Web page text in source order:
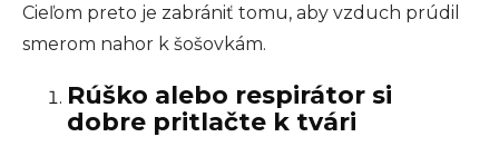
Cieľom preto je zabrániť tomu, aby vzduch prúdil
smerom nahor k šošovkám.
Rúško alebo respirátor si
dobre pritlačte k tvári